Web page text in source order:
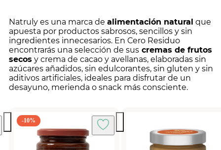
Natruly es una marca de alimentación natural que
apuesta por productos sabrosos, sencillos y sin
ingredientes innecesarios. En Cero Residuo
encontrarás una selección de sus cremas de frutos
secos y crema de cacao y avellanas, elaboradas sin
azúcares añadidos, sin edulcorantes, sin gluten y sin
aditivos artificiales, ideales para disfrutar de un
desayuno, merienda o snack más consciente.
-10%